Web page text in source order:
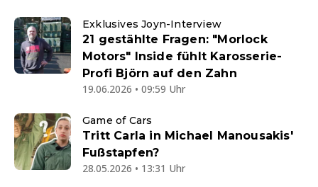
Exklusives Joyn-Interview
21 gestählte Fragen: "Morlock
Motors" Inside fühlt Karosserie-
Profi Björn auf den Zahn
19.06.2026 • 09:59 Uhr
Game of Cars
Tritt Carla in Michael Manousakis'
Fußstapfen?
28.05.2026 • 13:31 Uhr